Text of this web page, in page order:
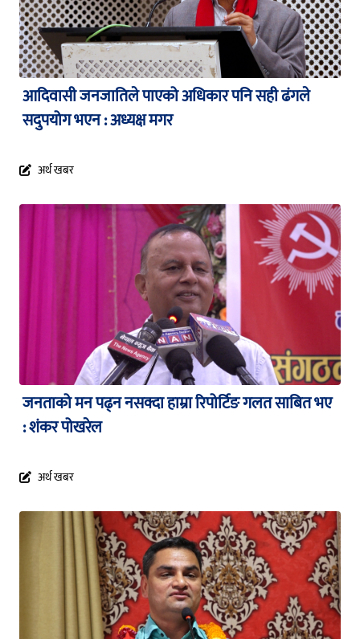
आदिवासी जनजातिले पाएको अधिकार पनि सही ढंगले
सदुपयोग भएन : अध्यक्ष मगर
अर्थ खबर
जनताको मन पढ्न नसक्दा हाम्रा रिपोर्टिङ गलत साबित भए
: शंकर पोखरेल
अर्थ खबर